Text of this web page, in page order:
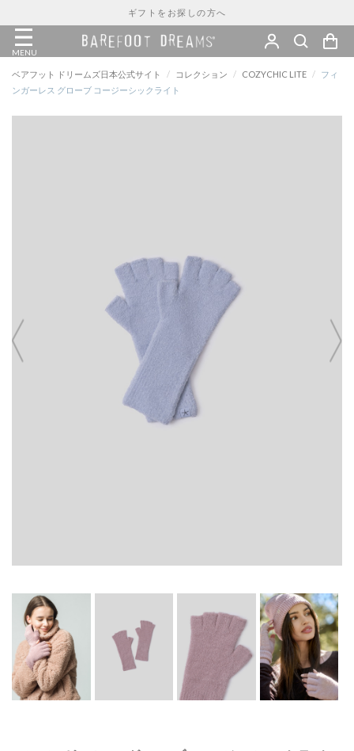
ギフトをお探しの方へ
MENU
ベアフット ドリームズ日本公式サイト / コレクション / COZYCHIC LITE /
フィ
ンガーレス グローブ コージーシックライト